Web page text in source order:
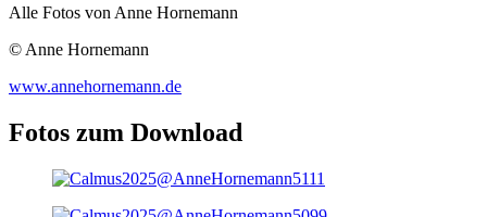
Alle Fotos von Anne Hornemann
© Anne Hornemann
www.annehornemann.de
Fotos zum Download